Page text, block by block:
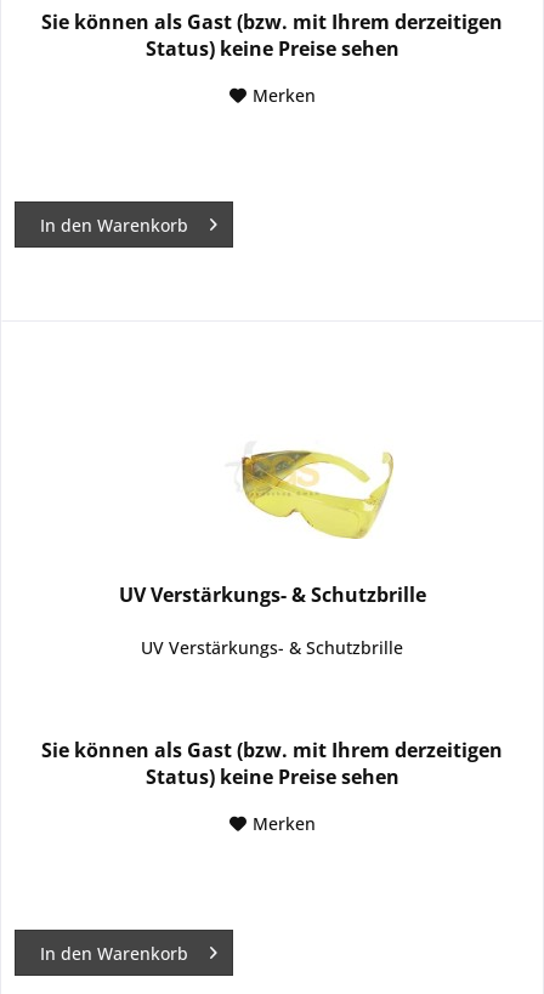
Sie können als Gast (bzw. mit Ihrem derzeitigen
Status) keine Preise sehen
Merken
In den Warenkorb
UV Verstärkungs- & Schutzbrille
UV Verstärkungs- & Schutzbrille
Sie können als Gast (bzw. mit Ihrem derzeitigen
Status) keine Preise sehen
Merken
In den Warenkorb